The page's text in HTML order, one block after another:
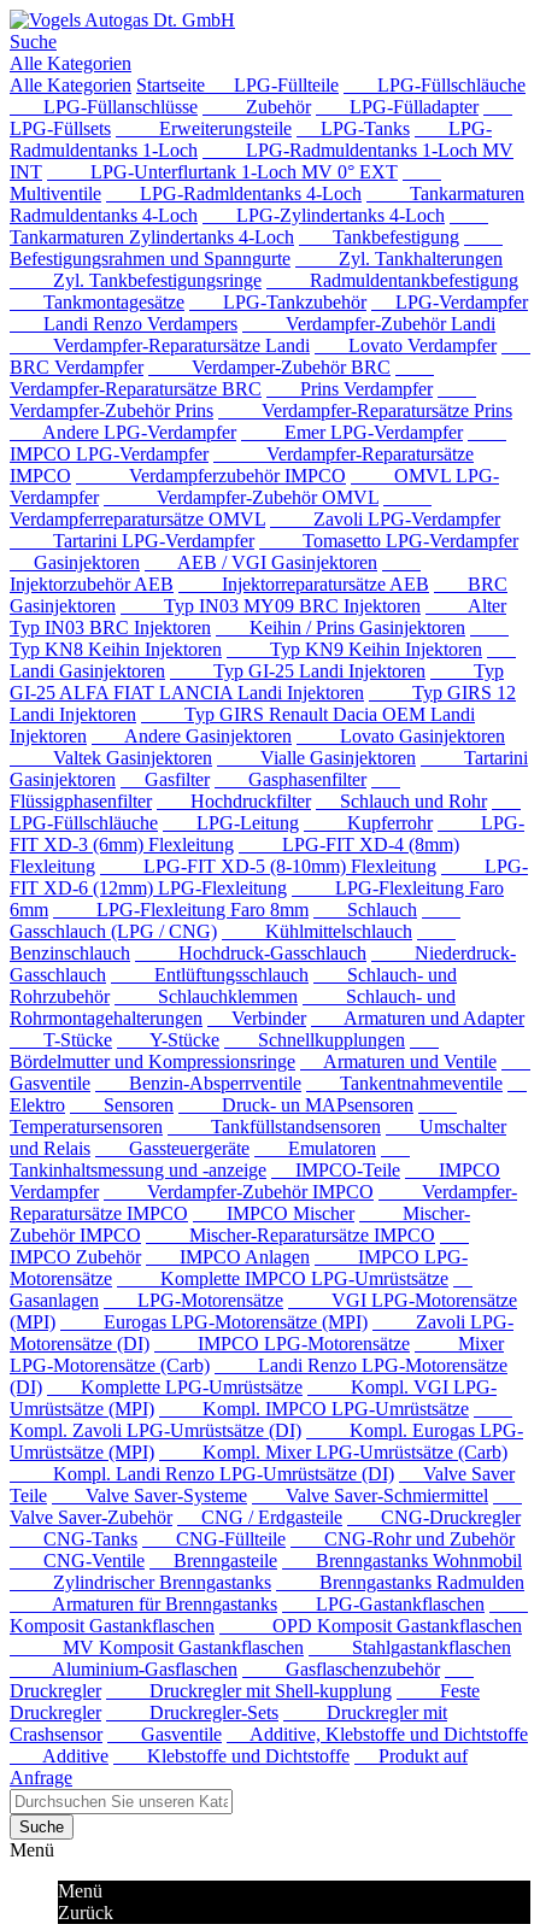
Suche
Alle Kategorien
Alle Kategorien Startseite LPG-Füllteile
LPG-Füllschläuche
LPG-Füllanschlüsse
Zubehör
LPG-Fülladapter
LPG-Füllsets
Erweiterungsteile LPG-Tanks
LPG-
Radmuldentanks 1-Loch
LPG-Radmuldentanks 1-Loch MV
INT
LPG-Unterflurtank 1-Loch MV 0° EXT
Multiventile
LPG-Radmldentanks 4-Loch
Tankarmaturen
Radmuldentanks 4-Loch
LPG-Zylindertanks 4-Loch
Tankarmaturen Zylindertanks 4-Loch
Tankbefestigung
Befestigungsrahmen und Spanngurte
Zyl. Tankhalterungen
Zyl. Tankbefestigungsringe
Radmuldentankbefestigung
Tankmontagesätze
LPG-Tankzubehör
LPG-Verdampfer
Landi Renzo Verdampers
Verdampfer-Zubehör Landi
Verdampfer-Reparatursätze Landi
Lovato Verdampfer
BRC Verdampfer
Verdamper-Zubehör BRC
Verdampfer-Reparatursätze BRC
Prins Verdampfer
Verdampfer-Zubehör Prins
Verdampfer-Reparatursätze Prins
Andere LPG-Verdampfer
Emer LPG-Verdampfer
IMPCO LPG-Verdampfer
Verdampfer-Reparatursätze
IMPCO
Verdampferzubehör IMPCO
OMVL LPG-
Verdampfer
Verdampfer-Zubehör OMVL
Verdampferreparatursätze OMVL
Zavoli LPG-Verdampfer
Tartarini LPG-Verdampfer
Tomasetto LPG-Verdampfer
Gasinjektoren
AEB / VGI Gasinjektoren
Injektorzubehör AEB
Injektorreparatursätze AEB
BRC
Gasinjektoren
Typ IN03 MY09 BRC Injektoren
Alter
Typ IN03 BRC Injektoren
Keihin / Prins Gasinjektoren
Typ KN8 Keihin Injektoren
Typ KN9 Keihin Injektoren
Landi Gasinjektoren
Typ GI-25 Landi Injektoren
Typ
GI-25 ALFA FIAT LANCIA Landi Injektoren
Typ GIRS 12
Landi Injektoren
Typ GIRS Renault Dacia OEM Landi
Injektoren
Andere Gasinjektoren
Lovato Gasinjektoren
Valtek Gasinjektoren
Vialle Gasinjektoren
Tartarini
Gasinjektoren
Gasfilter
Gasphasenfilter
Flüssigphasenfilter
Hochdruckfilter
Schlauch und Rohr
LPG-Füllschläuche
LPG-Leitung Kupferrohr
LPG-
FIT XD-3 (6mm) Flexleitung
LPG-FIT XD-4 (8mm)
Flexleitung
LPG-FIT XD-5 (8-10mm) Flexleitung
LPG-
FIT XD-6 (12mm) LPG-Flexleitung
LPG-Flexleitung Faro
6mm
LPG-Flexleitung Faro 8mm
Schlauch
Gasschlauch (LPG / CNG)
Kühlmittelschlauch
Benzinschlauch
Hochdruck-Gasschlauch
Niederdruck-
Gasschlauch
Entlüftungsschlauch
Schlauch- und
Rohrzubehör
Schlauchklemmen
Schlauch- und
Rohrmontagehalterungen
Verbinder
Armaturen und Adapter
T-Stücke
Y-Stücke
Schnellkupplungen
Bördelmutter und Kompressionsringe
Armaturen und Ventile
Gasventile
Benzin-Absperrventile
Tankentnahmeventile
Elektro
Sensoren
Druck- un MAPsensoren
Temperatursensoren
Tankfüllstandsensoren
Umschalter
und Relais
Gassteuergeräte
Emulatoren
Tankinhaltsmessung und -anzeige
IMPCO-Teile
IMPCO
Verdampfer
Verdampfer-Zubehör IMPCO
Verdampfer-
Reparatursätze IMPCO
IMPCO Mischer
Mischer-
Zubehör IMPCO
Mischer-Reparatursätze IMPCO
IMPCO Zubehör
IMPCO Anlagen
IMPCO LPG-
Motorensätze
Komplette IMPCO LPG-Umrüstsätze
Gasanlagen
LPG-Motorensätze
VGI LPG-Motorensätze
(MPI)
Eurogas LPG-Motorensätze (MPI)
Zavoli LPG-
Motorensätze (DI)
IMPCO LPG-Motorensätze
Mixer
LPG-Motorensätze (Carb)
Landi Renzo LPG-Motorensätze
(DI)
Komplette LPG-Umrüstsätze
Kompl. VGI LPG-
Umrüstsätze (MPI)
Kompl. IMPCO LPG-Umrüstsätze
Kompl. Zavoli LPG-Umrüstsätze (DI)
Kompl. Eurogas LPG-
Umrüstsätze (MPI)
Kompl. Mixer LPG-Umrüstsätze (Carb)
Kompl. Landi Renzo LPG-Umrüstsätze (DI)
Valve Saver
Teile
Valve Saver-Systeme
Valve Saver-Schmiermittel
Valve Saver-Zubehör
CNG / Erdgasteile
CNG-Druckregler
CNG-Tanks
CNG-Füllteile
CNG-Rohr und Zubehör
CNG-Ventile
Brenngasteile
Brenngastanks Wohnmobil
Zylindrischer Brenngastanks
Brenngastanks Radmulden
Armaturen für Brenngastanks
LPG-Gastankflaschen
Komposit Gastankflaschen
OPD Komposit Gastankflaschen
MV Komposit Gastankflaschen
Stahlgastankflaschen
Aluminium-Gasflaschen
Gasflaschenzubehör
Druckregler
Druckregler mit Shell-kupplung
Feste
Druckregler
Druckregler-Sets
Druckregler mit
Crashsensor
Gasventile
Additive, Klebstoffe und Dichtstoffe
Additive
Klebstoffe und Dichtstoffe
Produkt auf
Anfrage
Suche
Menü
Menü
Zurück